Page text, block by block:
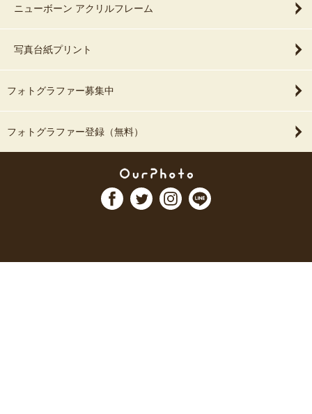
ニューボーン アクリルフレーム
写真台紙プリント
フォトグラファー募集中
フォトグラファー登録（無料）